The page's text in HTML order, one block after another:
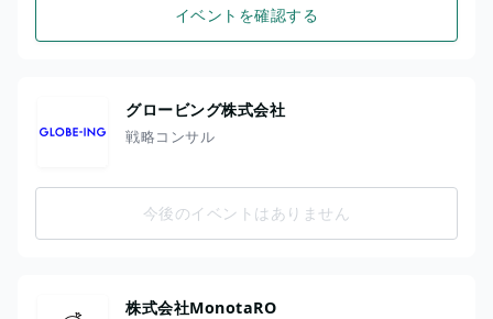
イベントを確認する
グロービング株式会社
戦略コンサル
今後のイベントはありません
株式会社MonotaRO